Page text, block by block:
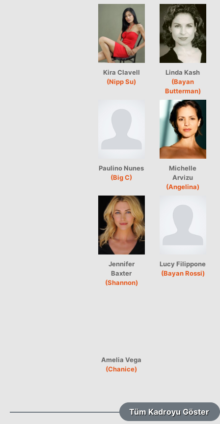
Kira Clavell
(Nipp Su)
Linda Kash
(Bayan
Butterman)
Paulino Nunes
(Big C)
Michelle
Arvizu
(Angelina)
Jennifer
Baxter
(Shannon)
Lucy Filippone
(Bayan Rossi)
Amelia Vega
(Chanice)
Tüm Kadroyu Göster